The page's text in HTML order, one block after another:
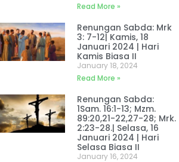
Read More »
Renungan Sabda: Mrk
3: 7-12| Kamis, 18
Januari 2024 | Hari
Kamis Biasa II
January 18, 2024
Read More »
Renungan Sabda:
1Sam. 16:1-13; Mzm.
89:20,21-22,27-28; Mrk.
2:23-28.| Selasa, 16
Januari 2024 | Hari
Selasa Biasa II
January 16, 2024